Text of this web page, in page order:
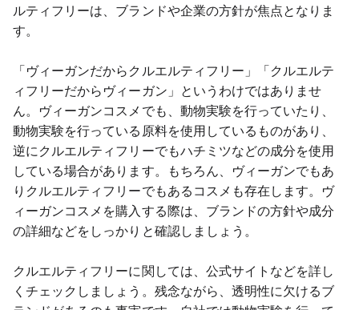
ルティフリーは、ブランドや企業の方針が焦点となりま
す。
「ヴィーガンだからクルエルティフリー」「クルエルテ
ィフリーだからヴィーガン」というわけではありませ
ん。ヴィーガンコスメでも、動物実験を行っていたり、
動物実験を行っている原料を使用しているものがあり、
逆にクルエルティフリーでもハチミツなどの成分を使用
している場合があります。もちろん、ヴィーガンでもあ
りクルエルティフリーでもあるコスメも存在します。ヴ
ィーガンコスメを購入する際は、ブランドの方針や成分
の詳細などをしっかりと確認しましょう。
クルエルティフリーに関しては、公式サイトなどを詳し
くチェックしましょう。残念ながら、透明性に欠けるブ